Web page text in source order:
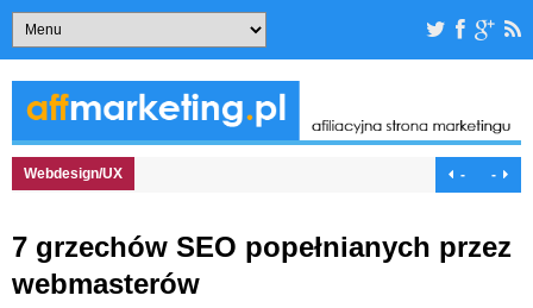
Webdesign/UX - -
7 grzechów SEO popełnianych przez
webmasterów